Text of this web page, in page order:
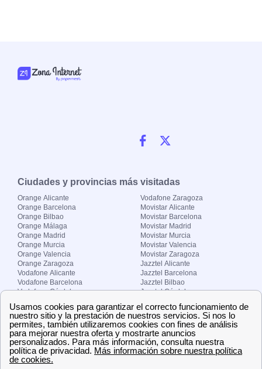
Ciudades y provincias más visitadas
Orange Alicante
Orange Barcelona
Orange Bilbao
Orange Málaga
Orange Madrid
Orange Murcia
Orange Valencia
Orange Zaragoza
Vodafone Alicante
Vodafone Barcelona
Vodafone Córdoba
Vodafone Madrid
Vodafone Murcia
Vodafone Valencia
Vodafone Zaragoza
Movistar Alicante
Movistar Barcelona
Movistar Madrid
Movistar Murcia
Movistar Valencia
Movistar Zaragoza
Jazztel Alicante
Jazztel Barcelona
Jazztel Bilbao
Jazztel Córdoba
Jazztel Málaga
Jazztel Valencia
Jazztel Zaragoza
Sobre Zona-internet.com
¿Quiénes somos?